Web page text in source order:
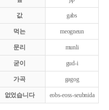
값 gabs
먹는 meogneun
문리 munli
굳이 gud-i
가곡 gagog
없었습니다 eobs-eoss-seubnida